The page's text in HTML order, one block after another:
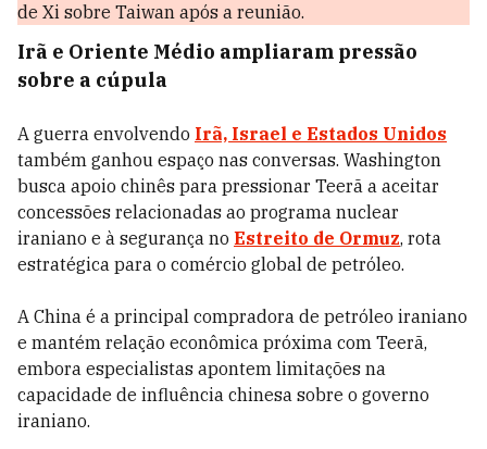
de Xi sobre Taiwan após a reunião.
Irã e Oriente Médio ampliaram pressão
sobre a cúpula
A guerra envolvendo Irã, Israel e Estados Unidos
também ganhou espaço nas conversas. Washington
busca apoio chinês para pressionar Teerã a aceitar
concessões relacionadas ao programa nuclear
iraniano e à segurança no Estreito de Ormuz, rota
estratégica para o comércio global de petróleo.
A China é a principal compradora de petróleo iraniano
e mantém relação econômica próxima com Teerã,
embora especialistas apontem limitações na
capacidade de influência chinesa sobre o governo
iraniano.